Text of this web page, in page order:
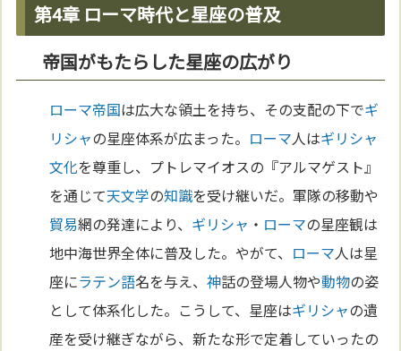
第4章 ローマ時代と星座の普及
帝国がもたらした星座の広がり
ローマ帝国は広大な領土を持ち、その支配の下でギ
リシャの星座体系が広まった。 ローマ人はギリシャ
文化を尊重し、プトレマイオスの『アルマゲスト』
を通じて天文学の知識を受け継いだ。軍隊の移動や
貿易網の発達により、 ギリシャ ・ ローマの星座観は
地中海世界全体に普及した。やがて、 ローマ人は星
座にラテン語名を与え、神話の登場人物や動物の姿
として体系化した。こうして、星座はギリシャの遺
産を受け継ぎながら、新たな形で定着していったの